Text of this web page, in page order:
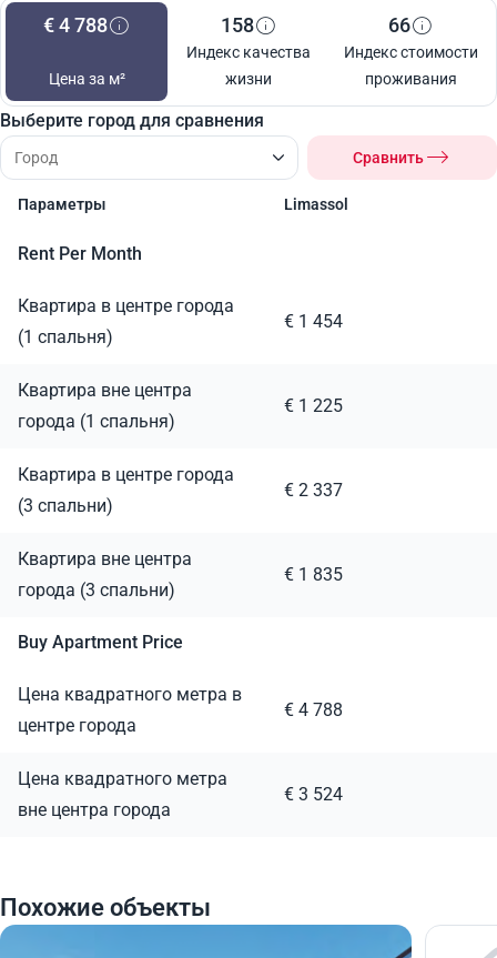
€ 4 788
Цена за м²
158
Индекс качества
жизни
66
Индекс стоимости
проживания
Выберите город для сравнения
Сравнить
Параметры Limassol
Rent Per Month
Квартира в центре города
(1 спальня)
€ 1 454
Квартира вне центра
города (1 спальня)
€ 1 225
Квартира в центре города
(3 спальни)
€ 2 337
Квартира вне центра
города (3 спальни)
€ 1 835
Buy Apartment Price
Цена квадратного метра в
центре города
€ 4 788
Цена квадратного метра
вне центра города
€ 3 524
Похожие объекты